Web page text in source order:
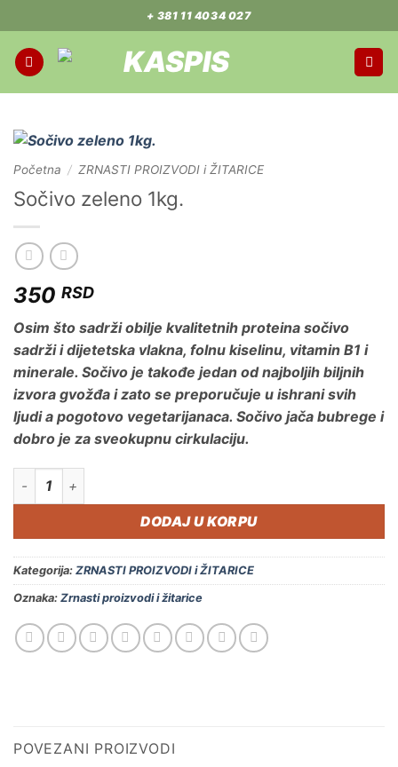
na
sadržaj
+ 381 11 4034 027
Početna / ZRNASTI PROIZVODI i ŽITARICE
Sočivo zeleno 1kg.
350 RSD
Osim što sadrži obilje kvalitetnih proteina sočivo
sadrži i dijetetska vlakna, folnu kiselinu, vitamin B1 i
minerale. Sočivo je takođe jedan od najboljih biljnih
izvora gvožđa i zato se preporučuje u ishrani svih
ljudi a pogotovo vegetarijanaca. Sočivo jača bubrege i
dobro je za sveokupnu cirkulaciju.
Sočivo zeleno 1kg. količina
DODAJ U KORPU
Kategorija: ZRNASTI PROIZVODI i ŽITARICE
Oznaka: Zrnasti proizvodi i žitarice
POVEZANI PROIZVODI